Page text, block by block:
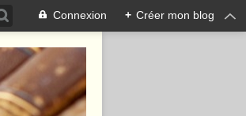
Connexion + Créer mon blog